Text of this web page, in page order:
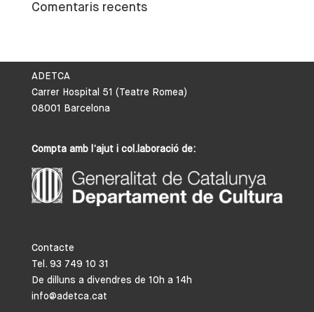
Comentaris recents
ADETCA
Carrer Hospital 51 (Teatre Romea)
08001 Barcelona
Compta amb l’ajut i col.laboració de:
Contacte
Tel. 93 749 10 31
De dilluns a divendres de 10h a 14h
info@adetca.cat